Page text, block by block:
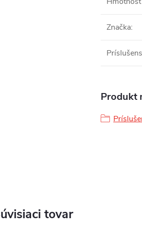
Značka:
Produkt
tovar